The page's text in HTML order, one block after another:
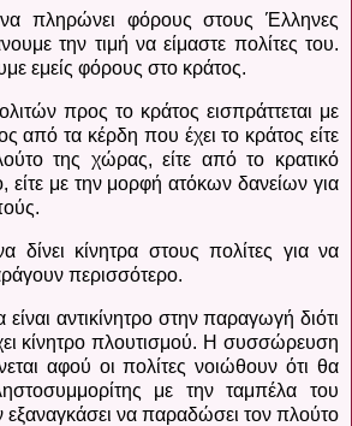
πληρώνει φόρους στους Έλληνες
την τιμή να είμαστε πολίτες του.
εμείς φόρους στο κράτος.
προς το κράτος εισπράττεται με
από τα κέρδη που έχει το κράτος είτε
της χώρας, είτε από το κρατικό
είτε με την μορφή ατόκων δανείων για
δίνει κίνητρα στους πολίτες για να
περισσότερο.
αντικίνητρο στην παραγωγή διότι
κίνητρο πλουτισμού. Η συσσώρευση
αφού οι πολίτες νοιώθουν ότι θα
με την ταμπέλα του
εξαναγκάσει να παραδώσει τον πλούτο